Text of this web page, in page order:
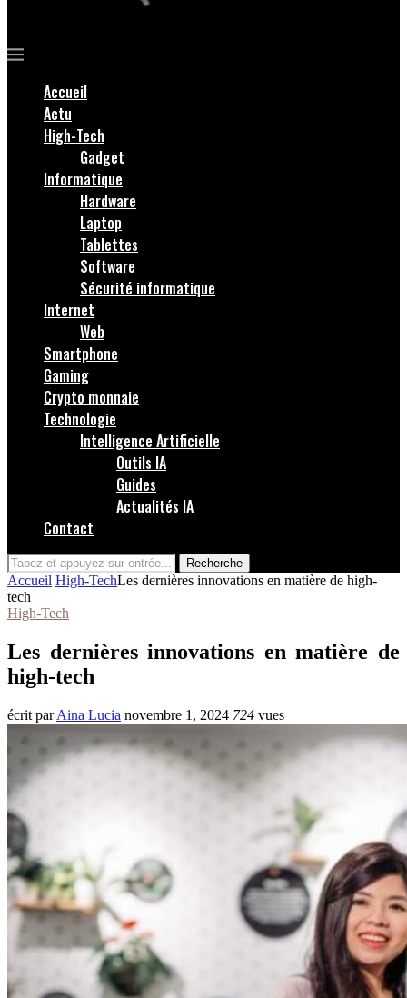
Accueil
Actu
High-Tech
Gadget
Informatique
Hardware
Laptop
Tablettes
Software
Sécurité informatique
Internet
Web
Smartphone
Gaming
Crypto monnaie
Technologie
Intelligence Artificielle
Outils IA
Guides
Actualités IA
Contact
Recherche
Accueil High-TechLes dernières innovations en matière de high-
tech
High-Tech
Les dernières innovations en matière de
high-tech
écrit parAina Lucia novembre 1, 2024 724 vues